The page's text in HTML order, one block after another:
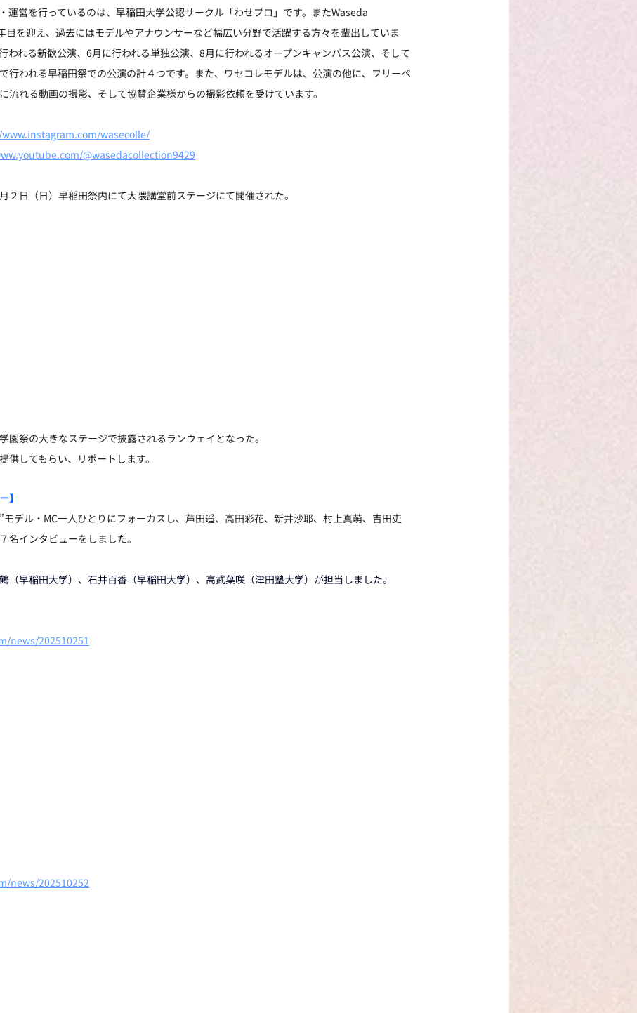
運営を行っているのは、早稲田大学公認サークル「わせプロ」です。またWaseda
を迎え、過去にはモデルやアナウンサーなど幅広い分野で活躍する方々を輩出していま
われる新歓公演、6月に行われる単独公演、8月に行われるオープンキャンパス公演、そして
行われる早稲田祭での公演の計４つです。また、ワセコレモデルは、公演の他に、フリーペ
流れる動画の撮影、そして協賛企業様からの撮影依頼を受けています。
wasecolle/
@wasedacollection9429
２日（日）早稲田祭内にて大隈講堂前ステージにて開催された。
園祭の大きなステージで披露されるランウェイとなった。
供してもらい、リポートします。
】
デル・MC一人ひとりにフォーカスし、芦田遥、高田彩花、新井沙耶、村上真萌、吉田吏
名インタビューをしました。
（早稲田大学）、石井百香（早稲田大学）、高武葉咲（津田塾大学）が担当しました。
news/202510251
news/202510252